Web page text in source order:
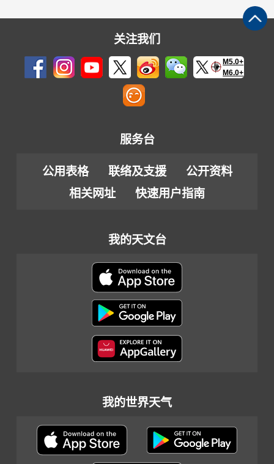
关注我们
M5.0+
M6.0+
服务台
公用表格 联络及支援
公开资料
相关网址
快速用户指南
我的天文台
我的世界天气